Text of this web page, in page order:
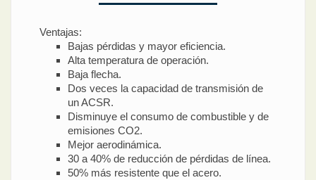
Ventajas:
Bajas pérdidas y mayor eficiencia.
Alta temperatura de operación.
Baja flecha.
Dos veces la capacidad de transmisión de
un ACSR.
Disminuye el consumo de combustible y de
emisiones CO2.
Mejor aerodinámica.
30 a 40% de reducción de pérdidas de línea.
50% más resistente que el acero.